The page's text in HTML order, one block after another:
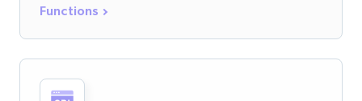
Functions